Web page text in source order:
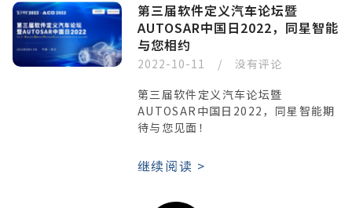
第三届软件定义汽车论坛暨
AUTOSAR中国日2022，同星智能
与您相约
2022-10-11
没有评论
第三届软件定义汽车论坛暨
AUTOSAR中国日2022，同星智能期
待与您见面！
继续阅读 >